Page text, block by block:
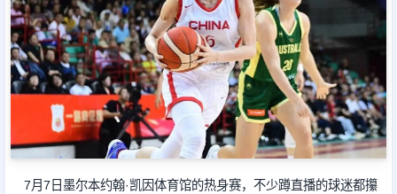
篮球录像
足球集锦
篮球集锦
7月7日墨尔本约翰·凯因体育馆的热身赛，不少蹲直播的球迷都攥